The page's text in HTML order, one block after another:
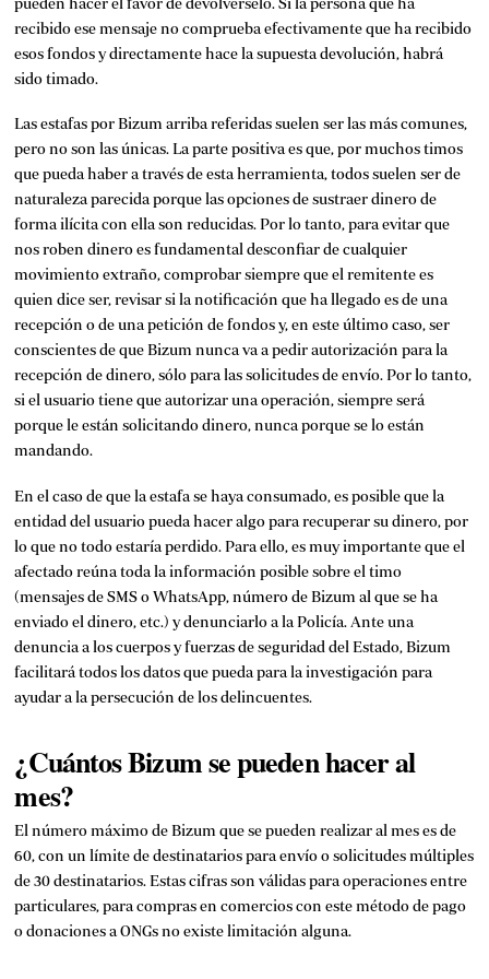
recibido ese mensaje no comprueba efectivamente que ha recibido
esos fondos y directamente hace la supuesta devolución, habrá
sido timado.
Las estafas por Bizum arriba referidas suelen ser las más comunes,
pero no son las únicas. La parte positiva es que, por muchos timos
que pueda haber a través de esta herramienta, todos suelen ser de
naturaleza parecida porque las opciones de sustraer dinero de
forma ilícita con ella son reducidas. Por lo tanto, para evitar que
nos roben dinero es fundamental desconfiar de cualquier
movimiento extraño, comprobar siempre que el remitente es
quien dice ser, revisar si la notificación que ha llegado es de una
recepción o de una petición de fondos y, en este último caso, ser
conscientes de que Bizum nunca va a pedir autorización para la
recepción de dinero, sólo para las solicitudes de envío. Por lo tanto,
si el usuario tiene que autorizar una operación, siempre será
porque le están solicitando dinero, nunca porque se lo están
mandando.
En el caso de que la estafa se haya consumado, es posible que la
entidad del usuario pueda hacer algo para recuperar su dinero, por
lo que no todo estaría perdido. Para ello, es muy importante que el
afectado reúna toda la información posible sobre el timo
(mensajes de SMS o WhatsApp, número de Bizum al que se ha
enviado el dinero, etc.) y denunciarlo a la Policía. Ante una
denuncia a los cuerpos y fuerzas de seguridad del Estado, Bizum
facilitará todos los datos que pueda para la investigación para
ayudar a la persecución de los delincuentes.
¿Cuántos Bizum se pueden hacer al
mes?
El número máximo de Bizum que se pueden realizar al mes es de
60, con un límite de destinatarios para envío o solicitudes múltiples
de 30 destinatarios. Estas cifras son válidas para operaciones entre
particulares, para compras en comercios con este método de pago
o donaciones a ONGs no existe limitación alguna.